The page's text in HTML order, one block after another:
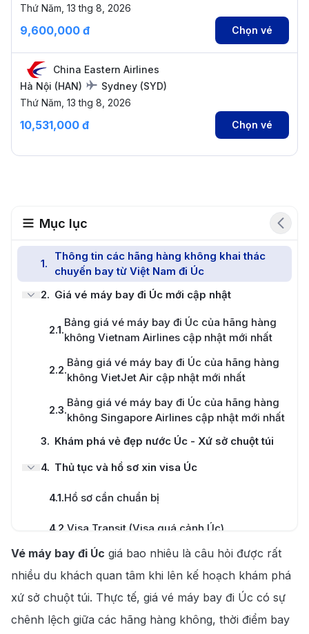
Thứ Năm, 13 thg 8, 2026
9,600,000 đ Chọn vé
China Eastern Airlines
Hà Nội (HAN) Sydney (SYD)
Thứ Năm, 13 thg 8, 2026
10,531,000 đ Chọn vé
Mục lục
1.
Thông tin các hãng hàng không khai thác
chuyến bay từ Việt Nam đi Úc
2. Giá vé máy bay đi Úc mới cập nhật
2.1.
Bảng giá vé máy bay đi Úc của hãng hàng
không Vietnam Airlines cập nhật mới nhất
2.2.
Bảng giá vé máy bay đi Úc của hãng hàng
không VietJet Air cập nhật mới nhất
2.3.
Bảng giá vé máy bay đi Úc của hãng hàng
không Singapore Airlines cập nhật mới nhất
3. Khám phá vẻ đẹp nước Úc - Xứ sở chuột túi
4. Thủ tục và hồ sơ xin visa Úc
4.1.Hồ sơ cần chuẩn bị
4.2 Visa Transit (Visa quá cảnh Úc)
5. Quy định hành lý trên chuyến bay đi Úc
Quy trình hành lý xách tay
5.2.Quy trình hành lý ký gửi
Vé máy bay đi Úc giá bao nhiêu là câu hỏi được rất
nhiều du khách quan tâm khi lên kế hoạch khám phá
xứ sở chuột túi. Thực tế, giá vé máy bay đi Úc có sự
chênh lệch giữa các hãng hàng không, thời điểm bay